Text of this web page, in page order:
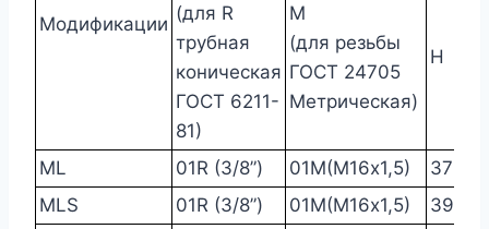
Модификации (для R
трубная
коническая
ГОСТ 6211-
81)
М
(для резьбы
ГОСТ 24705
Метрическая)
H
ML 01R (3/8”) 01М(М16х1,5) 37
MLS
01R (3/8”) 01М(М16х1,5) 39